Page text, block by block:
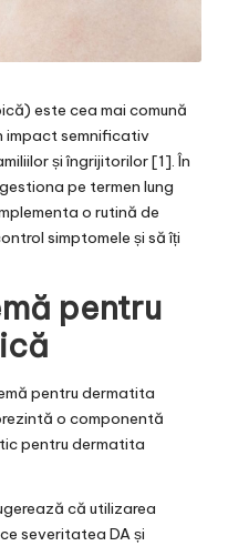
este cea mai comună
impact semnificativ
și îngrijitorilor [1]. În
pe termen lung
o rutină de
simptomele și să îți
pentru
pentru dermatita
o componentă
pentru dermatita
că utilizarea
severitatea DA și